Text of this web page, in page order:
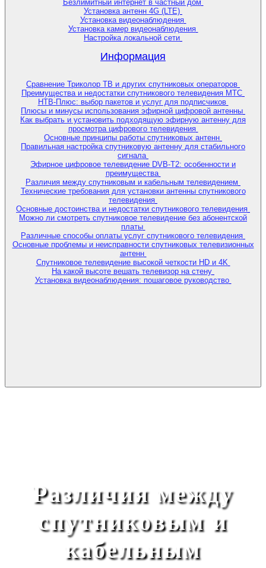
Безлимитный интернет в частный дом
Установка антенн 4G (LTE)
Установка видеонаблюдения
Установка камер видеонаблюдения
Настройка локальной сети
Информация
Сравнение Триколор ТВ и других спутниковых операторов
Преимущества и недостатки спутникового телевидения МТС
НТВ-Плюс: выбор пакетов и услуг для подписчиков
Плюсы и минусы использования эфирной цифровой антенны
Как выбрать и установить подходящую эфирную антенну для
просмотра цифрового телевидения
Основные принципы работы спутниковых антенн
Правильная настройка спутниковую антенну для стабильного
сигнала
Эфирное цифровое телевидение DVB-T2: особенности и
преимущества
Различия между спутниковым и кабельным телевидением
Технические требования для установки антенны спутникового
телевидения
Основные достоинства и недостатки спутникового телевидения
Можно ли смотреть спутниковое телевидение без абонентской
платы
Различные способы оплаты услуг спутникового телевидения
Основные проблемы и неисправности спутниковых телевизионных
антенн
Спутниковое телевидение высокой четкости HD и 4K
На какой высоте вешать телевизор на стену
Установка видеонаблюдения: пошаговое руководство
Различия между
спутниковым и
кабельным